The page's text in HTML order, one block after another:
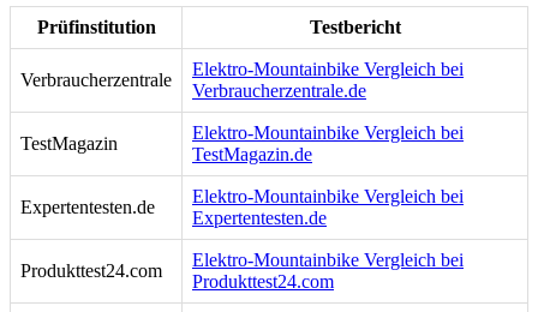
Prüfinstitution Testbericht
Verbraucherzentrale
Elektro-Mountainbike Vergleich bei
Verbraucherzentrale.de
TestMagazin
Elektro-Mountainbike Vergleich bei
TestMagazin.de
Expertentesten.de
Elektro-Mountainbike Vergleich bei
Expertentesten.de
Produkttest24.com
Elektro-Mountainbike Vergleich bei
Produkttest24.com